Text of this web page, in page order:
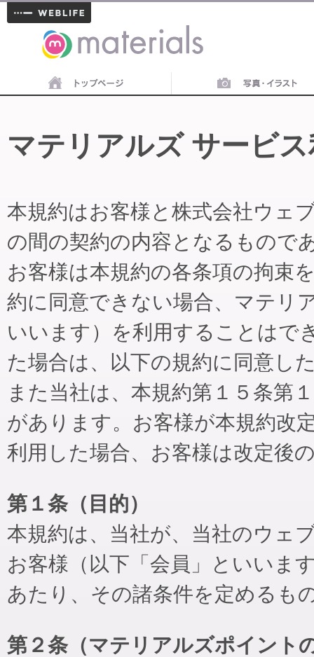
materials
マテリアルズ サービ
本規約はお客様と株式会社ウェ
の間の契約の内容となるもので
お客様は本規約の各条項の拘束
約に同意できない場合、マテリ
いいます）を利用することはで
た場合は、以下の規約に同意し
また当社は、本規約第１５条第
があります。お客様が本規約改
利用した場合、お客様は改定後
第１条（目的）
本規約は、当社が、当社のウェ
お客様（以下「会員」といいま
あたり、その諸条件を定めるも
第２条（マテリアルズポイント